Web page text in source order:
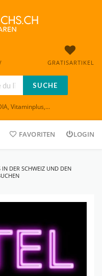
GRATISARTIKEL
SUCHE
, Vitaminplus,...
FAVORITEN LOGIN
IN DER SCHWEIZ UND DEN